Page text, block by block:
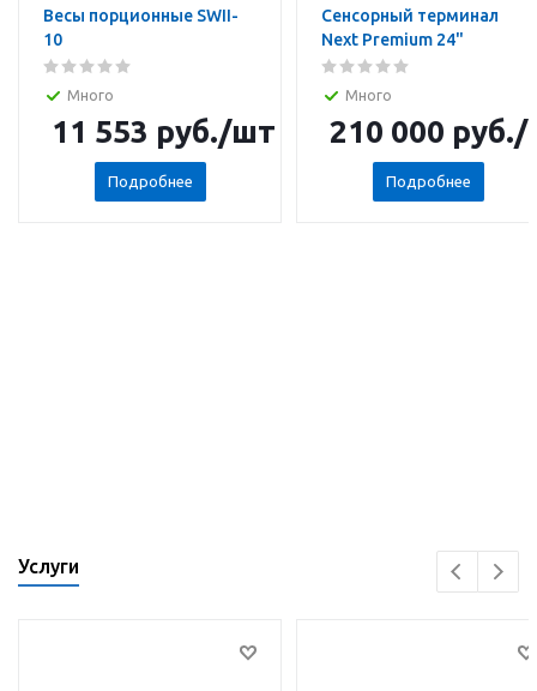
Весы порционные SWII-
10
Много
11 553 руб./шт
Подробнее
Сенсорный терминал
Next Premium 24"
Много
210 000 руб./
Подробнее
Услуги